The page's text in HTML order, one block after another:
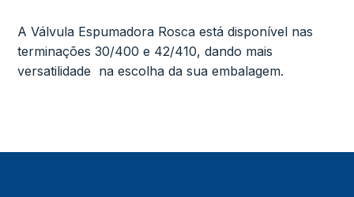
A Válvula Espumadora Rosca está disponível nas
terminações 30/400 e 42/410, dando mais
versatilidade na escolha da sua embalagem.